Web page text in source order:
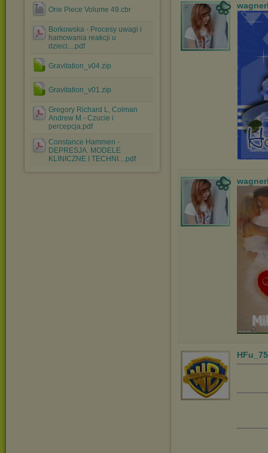
One Piece Volume 49.cbr
Borkowska - Procesy uwagi i
hamowania reakcji u
dzieci....pdf
Gravitation_v04.zip
Gravitation_v01.zip
Gregory Richard L, Colman
Andrew M - Czucie i
percepcja.pdf
Constance Hammen -
DEPRESJA. MODELE
KLINICZNE I TECHNI....pdf
HFu_75